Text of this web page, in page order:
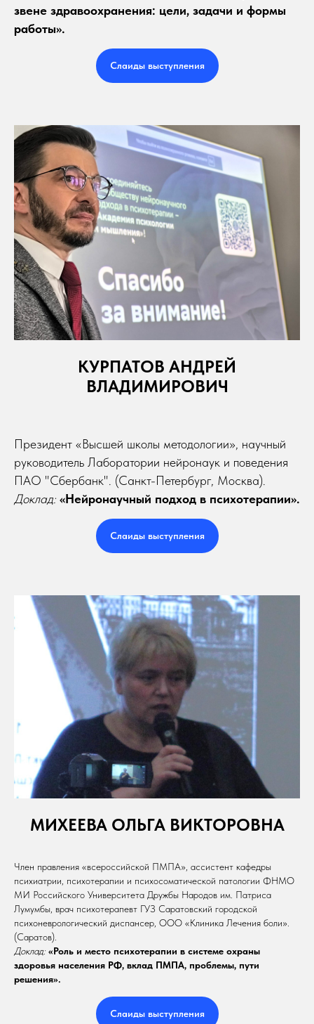
звене здравоохранения: цели, задачи и формы
работы».
Слаиды выступления
КУРПАТОВ АНДРЕЙ
ВЛАДИМИРОВИЧ
Президент «Высшей школы методологии», научный
руководитель Лаборатории нейронаук и поведения
ПАО "Сбербанк". (Санкт-Петербург, Москва).
Доклад: «Нейронаучный подход в психотерапии».
Слаиды выступления
МИХЕЕВА ОЛЬГА ВИКТОРОВНА
Член правления «всероссийской ПМПА», ассистент кафедры
психиатрии, психотерапии и психосоматической патологии ФНМО
МИ Российского Университета Дружбы Народов им. Патриса
Лумумбы, врач психотерапевт ГУЗ Саратовский городской
психоневрологический диспансер, ООО «Клиника Лечения боли».
(Саратов).
Доклад: «Роль и место психотерапии в системе охраны
здоровья населения РФ, вклад ПМПА, проблемы, пути
решения».
Слаиды выступления